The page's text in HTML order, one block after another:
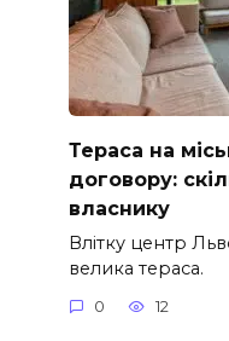
Тераса на
договору:
власнику
Влітку центр
велика тераса.
0 12